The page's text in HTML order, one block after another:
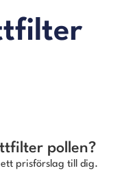
pollen?
prisförslag till dig.